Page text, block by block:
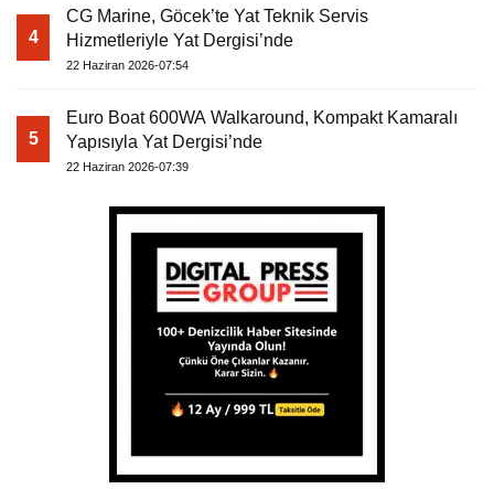
4
CG Marine, Göcek’te Yat Teknik Servis
Hizmetleriyle Yat Dergisi’nde
22 Haziran 2026-07:54
5
Euro Boat 600WA Walkaround, Kompakt Kamaralı
Yapısıyla Yat Dergisi’nde
22 Haziran 2026-07:39